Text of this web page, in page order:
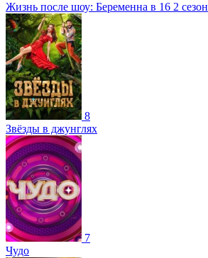
Жизнь после шоу: Беременна в 16 2 сезон
8
Звёзды в джунглях
7
Чудо